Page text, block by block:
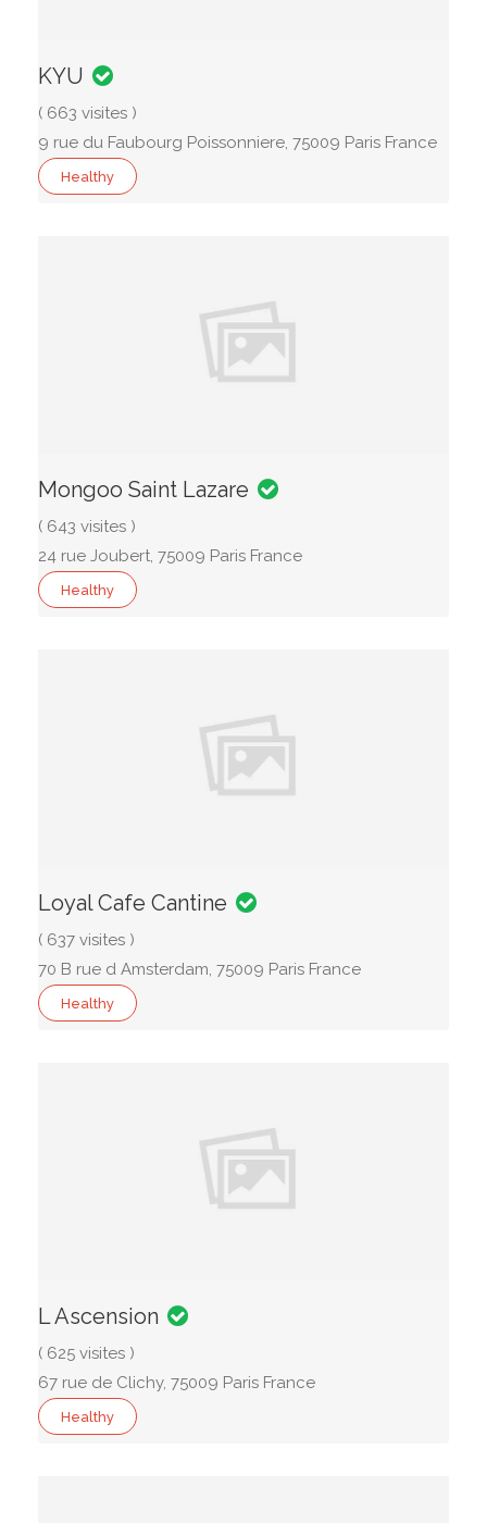
KYU
( 663 visites )
9 rue du Faubourg Poissonniere, 75009 Paris France
Healthy
Mongoo Saint Lazare
( 643 visites )
24 rue Joubert, 75009 Paris France
Healthy
Loyal Cafe Cantine
( 637 visites )
70 B rue d Amsterdam, 75009 Paris France
Healthy
L Ascension
( 625 visites )
67 rue de Clichy, 75009 Paris France
Healthy